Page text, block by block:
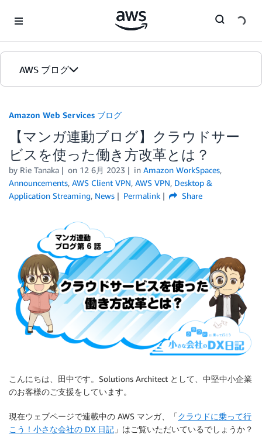
AWS ブログ
カテゴリ
エディション
Amazon Web Services ブログ
【マンガ連動ブログ】クラウドサー
ビスを使った働き方改革とは？
by Rie Tanaka on 12 6月 2023 in Amazon WorkSpaces,
Announcements, AWS Client VPN, AWS VPN, Desktop &
Application Streaming, News Permalink Share
こんにちは、田中です。Solutions Architect として、中堅中小企業
のお客様のご支援をしています。
現在ウェブページで連載中の AWS マンガ、「クラウドに乗って行
こう！小さな会社の DX 日記 」はご覧いただいているでしょうか？